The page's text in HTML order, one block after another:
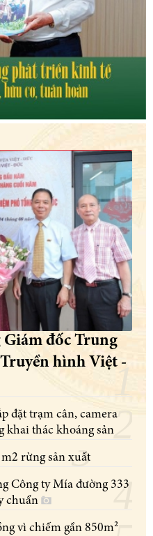
đốc Trung
hình Việt -
đặt trạm cân, camera
khai thác khoáng sản
Phát hiện vụ phá hơn 9000 m2 rừng sản xuất
Công ty Mía đường 333
chuẩn
vì chiếm gần 850m²